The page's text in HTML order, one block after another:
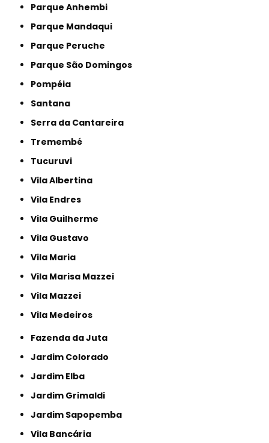
Parque Anhembi
Parque Mandaqui
Parque Peruche
Parque São Domingos
Pompéia
Santana
Serra da Cantareira
Tremembé
Tucuruvi
Vila Albertina
Vila Endres
Vila Guilherme
Vila Gustavo
Vila Maria
Vila Marisa Mazzei
Vila Mazzei
Vila Medeiros
Fazenda da Juta
Jardim Colorado
Jardim Elba
Jardim Grimaldi
Jardim Sapopemba
Vila Bancária